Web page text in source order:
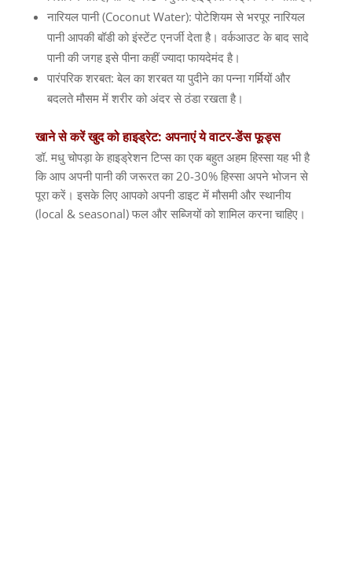
नारियल पानी (Coconut Water): पोटेशियम से भरपूर नारियल
पानी आपकी बॉडी को इंस्टेंट एनर्जी देता है। वर्कआउट के बाद सादे
पानी की जगह इसे पीना कहीं ज्यादा फायदेमंद है।
पारंपरिक शरबत: बेल का शरबत या पुदीने का पन्ना गर्मियों और
बदलते मौसम में शरीर को अंदर से ठंडा रखता है।
खाने से करें खुद को हाइड्रेट: अपनाएं ये वाटर-डेंस फूड्स
डॉ. मधु चोपड़ा के हाइड्रेशन टिप्स का एक बहुत अहम हिस्सा यह भी है
कि आप अपनी पानी की जरूरत का 20-30% हिस्सा अपने भोजन से
पूरा करें। इसके लिए आपको अपनी डाइट में मौसमी और स्थानीय
(local & seasonal) फल और सब्जियों को शामिल करना चाहिए।